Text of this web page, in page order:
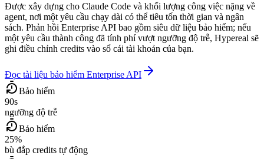
Được xây dựng cho Claude Code và khối lượng công việc nặng về
agent, nơi một yêu cầu chạy dài có thể tiêu tốn thời gian và ngân
sách. Phản hồi Enterprise API bao gồm siêu dữ liệu bảo hiểm; nếu
một yêu cầu thành công đã tính phí vượt ngưỡng độ trễ, Hypereal sẽ
ghi điều chỉnh credits vào sổ cái tài khoản của bạn.
Đọc tài liệu bảo hiểm Enterprise API
Bảo hiểm
90s
ngưỡng độ trễ
Bảo hiểm
25%
bù đắp credits tự động